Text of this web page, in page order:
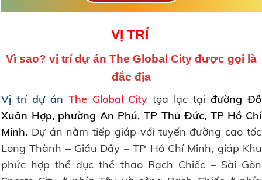
VỊ TRÍ
Vì sao? vị trí dự án The Global City được gọi là
đắc địa
Vị trí dự án The Global City tọa lạc tạiđường Đỗ
Xuân Hợp, phường An Phú, TP Thủ Đức, TP Hồ Chí
Minh. Dự án nằm tiếp giáp với tuyến đường cao tốc
Long Thành – Giầu Dây – TP Hồ Chí Minh, giáp Khu
phức hợp thể dục thể thao Rạch Chiếc – Sài Gòn